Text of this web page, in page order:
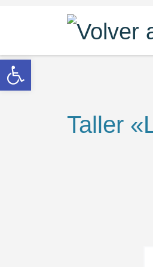
Abrir barra de
Saltar al contenido
Taller